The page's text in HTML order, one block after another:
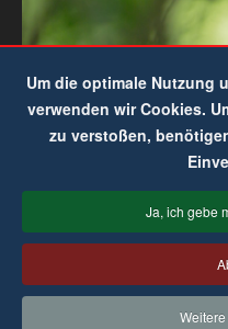
Um die optimale Nutzung
verwenden wir Cookies.
zu verstoßen,
Ja, ich gebe